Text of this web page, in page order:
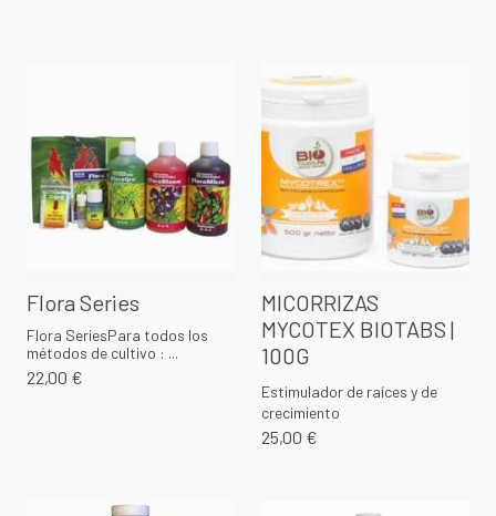
Flora Series
Flora SeriesPara todos los
métodos de cultivo : ...
22,00 €
MICORRIZAS
MYCOTEX BIOTABS |
100G
Estimulador de raíces y de
crecimiento
25,00 €